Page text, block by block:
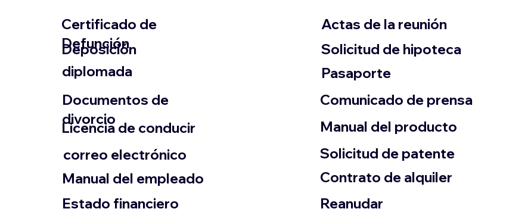
​Certificado de
Defunción
​Deposición
diplomada
Documentos de
divorcio
Licencia de conducir
​correo electrónico
Manual del empleado
Estado financiero
Actas de la reunión
Solicitud de hipoteca
Pasaporte
Comunicado de prensa
​Manual del producto
​Solicitud de patente
Contrato de alquiler
​Reanudar